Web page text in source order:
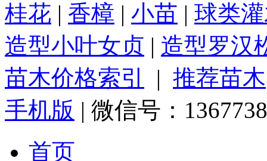
桂花 | 香樟 | 小苗 | 球类
造型小叶女贞 | 造型罗汉
苗木价格索引
| 推荐苗木
手机版 | 微信号：
首页